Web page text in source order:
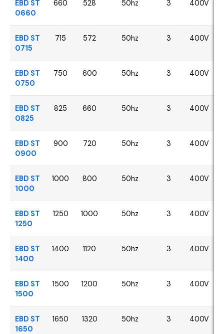
EBD ST
0660
660 528 50hz 3 400V
EBD ST
0715
715 572 50hz 3 400V
EBD ST
0750
750 600 50hz 3 400V
EBD ST
0825
825 660 50hz 3 400V
EBD ST
0900
900 720 50hz 3 400V
EBD ST
1000
1000 800 50hz 3 400V
EBD ST
1250
1250 1000 50hz 3 400V
EBD ST
1400
1400 1120 50hz 3 400V
EBD ST
1500
1500 1200 50hz 3 400V
EBD ST
1650
1650 1320 50hz 3 400V